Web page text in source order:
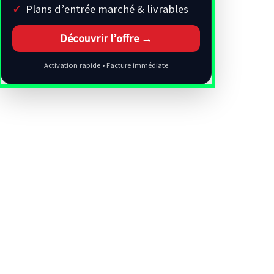
Plans d’entrée marché & livrables
Découvrir l’offre →
Activation rapide • Facture immédiate